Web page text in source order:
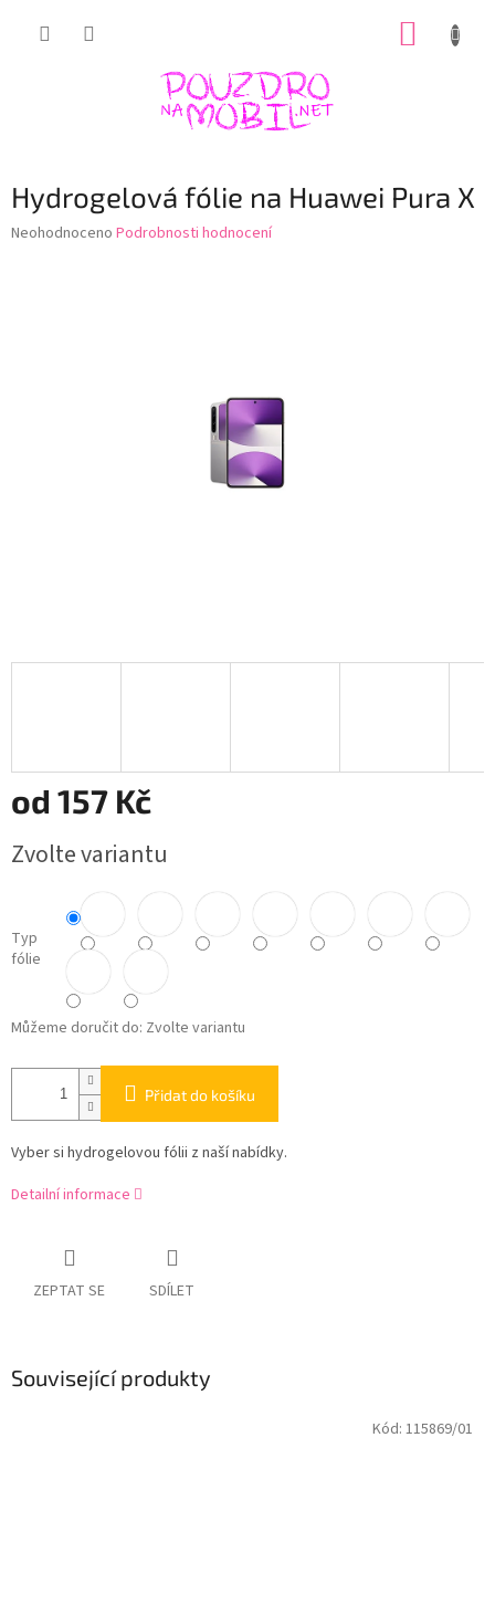
Hydrogelová fólie na Huawei Pura X
Průměrné
Neohodnoceno Podrobnosti hodnocení
od 157 Kč
cena:
Zvolte variantu
Typ
fólie
Můžeme doručit do: Zvolte variantu
Přidat do košíku
Vyber si hydrogelovou fólii z naší nabídky.
Detailní informace
ZEPTAT SE SDÍLET
Související produkty
Kód: 115869/01